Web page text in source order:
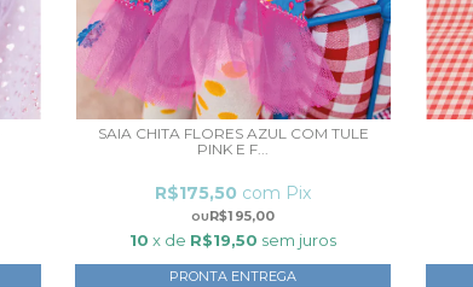
SAIA CHITA FLORES AZUL COM TULE
PINK E F...
R$195,00
R$175,50 com Pix
10 x de R$19,50 sem juros
PRONTA ENTREGA